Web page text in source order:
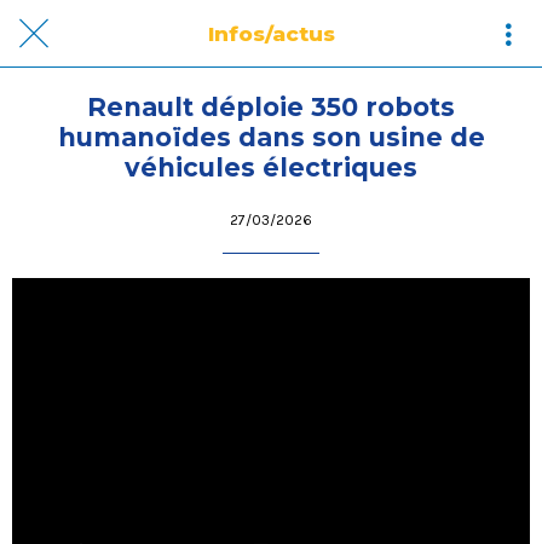
Infos/actus
Renault déploie 350 robots
humanoïdes dans son usine de
véhicules électriques
27/03/2026